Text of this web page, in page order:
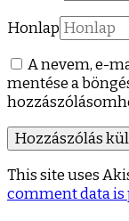
Honlap
A nevem, e-
mentése a
This site uses
comment data is